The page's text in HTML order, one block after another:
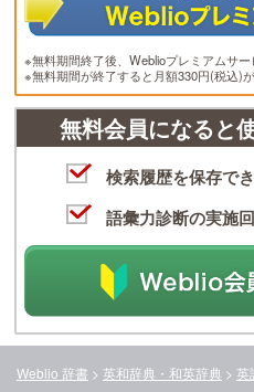
※無料期間終了後、Weblioプレミアムサー
※無料期間が終了すると月額330円(税込)が
無料会員になると
検索履歴を保存で
語彙力診断の実施
Weblio 辞書 > 英和辞典・和英辞典 > 英